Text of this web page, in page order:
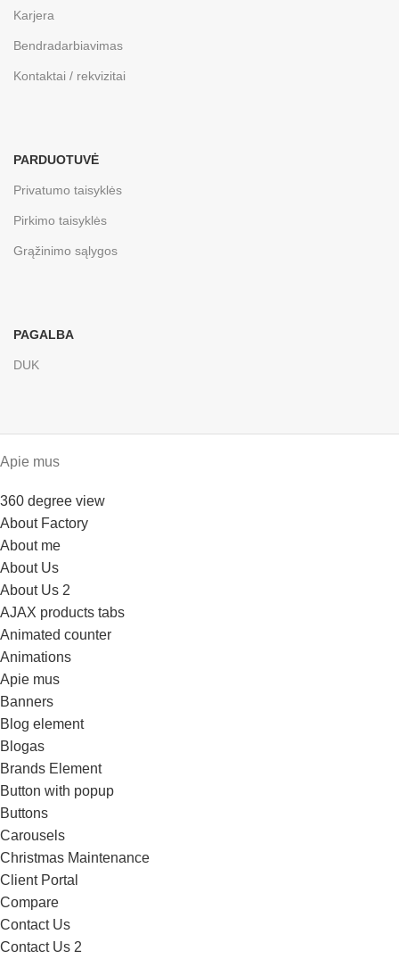
Karjera
Bendradarbiavimas
Kontaktai / rekvizitai
PARDUOTUVĖ
Privatumo taisyklės
Pirkimo taisyklės
Grąžinimo sąlygos
PAGALBA
DUK
Apie mus
360 degree view
About Factory
About me
About Us
About Us 2
AJAX products tabs
Animated counter
Animations
Apie mus
Banners
Blog element
Blogas
Brands Element
Button with popup
Buttons
Carousels
Christmas Maintenance
Client Portal
Compare
Contact Us
Contact Us 2